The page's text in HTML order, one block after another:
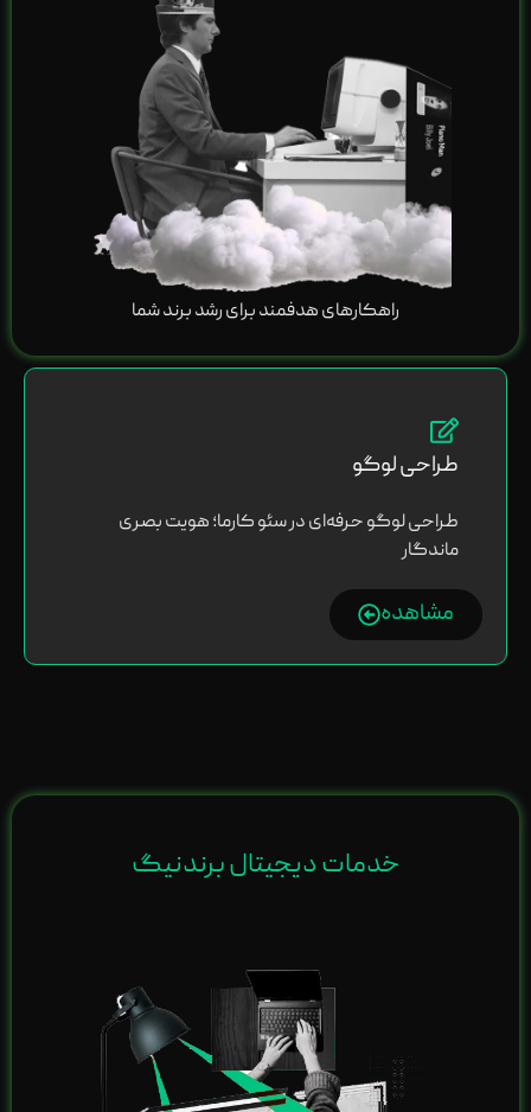
راهکارهای هدفمند برای رشد برند شما
طراحی لوگو
طراحی لوگو حرفه‌ای در سئو کارما؛ هویت بصری
ماندگار
مشاهده
خدمات دیجیتال برندنیگ